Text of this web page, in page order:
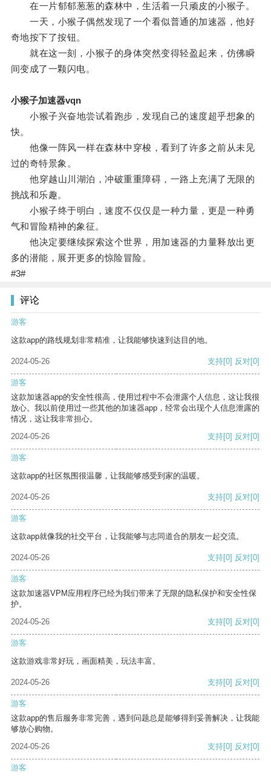
在一片郁郁葱葱的森林中，生活着一只顽皮的小猴子。
一天，小猴子偶然发现了一个看似普通的加速器，他好
奇地按下了按钮。
就在这一刻，小猴子的身体突然变得轻盈起来，仿佛瞬
间变成了一颗闪电。
小猴子加速器vqn
小猴子兴奋地尝试着跑步，发现自己的速度超乎想象的
快。
他像一阵风一样在森林中穿梭，看到了许多之前从未见
过的奇特景象。
他穿越山川湖泊，冲破重重障碍，一路上充满了无限的
挑战和乐趣。
小猴子终于明白，速度不仅仅是一种力量，更是一种勇
气和冒险精神的象征。
他决定要继续探索这个世界，用加速器的力量释放出更
多的潜能，展开更多的惊险冒险。
#3#
评论
游客
这款app的路线规划非常精准，让我能够快速到达目的地。
2024-05-26 支持[0] 反对[0]
游客
这款加速器app的安全性很高，使用过程中不会泄露个人信息，这让我很
放心。我以前使用过一些其他的加速器app，经常会出现个人信息泄露的
情况，这让我非常担心。
2024-05-26
支持[0] 反对[0]
游客
这款app的社区氛围很温馨，让我能够感受到家的温暖。
2024-05-26 支持[0] 反对[0]
游客
这款app就像我的社交平台，让我能够与志同道合的朋友一起交流。
2024-05-26 支持[0] 反对[0]
游客
这款加速器VPM应用程序已经为我们带来了无限的隐私保护和安全性保
护。
2024-05-26
支持[0] 反对[0]
游客
这款游戏非常好玩，画面精美，玩法丰富。
2024-05-26 支持[0] 反对[0]
游客
这款app的售后服务非常完善，遇到问题总是能够得到妥善解决，让我能
够放心购物。
2024-05-26
支持[0] 反对[0]
游客